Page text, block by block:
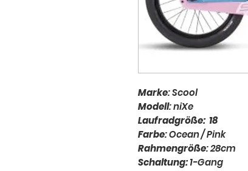
Marke: Scool
Modell: niXe
Laufradgröße: 18
Farbe: Ocean / Pink
Rahmengröße: 28cm
Schaltung:1-Gang